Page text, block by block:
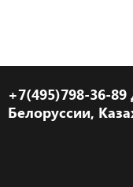
+7(495)798-36-89
Белоруссии,